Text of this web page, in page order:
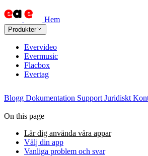
Hem
Produkter
Evervideo
Evermusic
Flacbox
Evertag
Blogg Dokumentation Support Juridiskt
On this page
Lär dig använda våra appar
Välj din app
Vanliga problem och svar